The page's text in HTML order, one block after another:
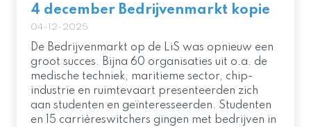
4 december Bedrijvenmarkt kopie
04-12-2025
De Bedrijvenmarkt op de LiS was opnieuw een
groot succes. Bijna 60 organisaties uit o.a. de
medische techniek, maritieme sector, chip-
industrie en ruimtevaart presenteerden zich
aan studenten en geïnteresseerden. Studenten
en 15 carrièreswitchers gingen met bedrijven in